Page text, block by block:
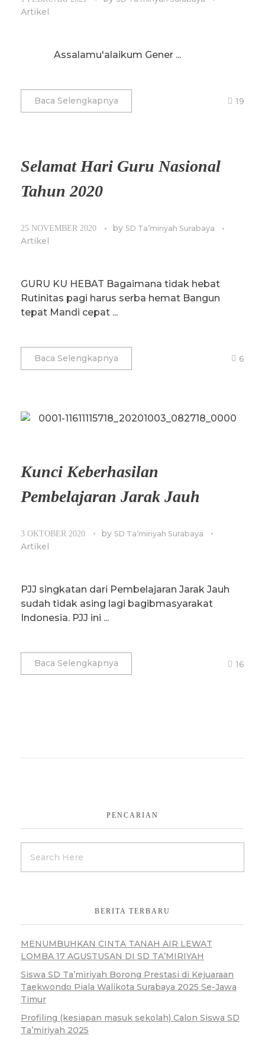
Artikel
Assalamu'alaikum Gener ...
Baca Selengkapnya 19
Selamat Hari Guru Nasional
Tahun 2020
25 NOVEMBER 2020 by SD Ta’miriyah Surabaya
Artikel
GURU KU HEBAT Bagaimana tidak hebat
Rutinitas pagi harus serba hemat Bangun
tepat Mandi cepat ...
Baca Selengkapnya 6
Kunci Keberhasilan
Pembelajaran Jarak Jauh
3 OKTOBER 2020 by SD Ta’miriyah Surabaya
Artikel
PJJ singkatan dari Pembelajaran Jarak Jauh
sudah tidak asing lagi bagibmasyarakat
Indonesia. PJJ ini ...
Baca Selengkapnya 16
PENCARIAN
BERITA TERBARU
MENUMBUHKAN CINTA TANAH AIR LEWAT
LOMBA 17 AGUSTUSAN DI SD TA’MIRIYAH
Siswa SD Ta’miriyah Borong Prestasi di Kejuaraan
Taekwondo Piala Walikota Surabaya 2025 Se-Jawa
Timur
Profiling (kesiapan masuk sekolah) Calon Siswa SD
Ta’miriyah 2025